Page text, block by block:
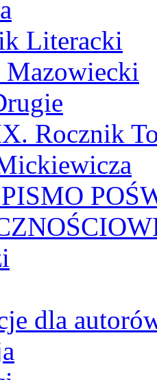
Literacki
Rocznik
dla